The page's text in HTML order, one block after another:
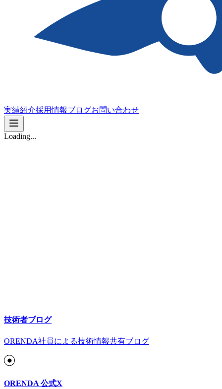
実績紹介採用情報ブログお問い合わせ
Loading...
技術者ブログ
ORENDA社員による技術情報共有ブログ
ORENDA 公式X